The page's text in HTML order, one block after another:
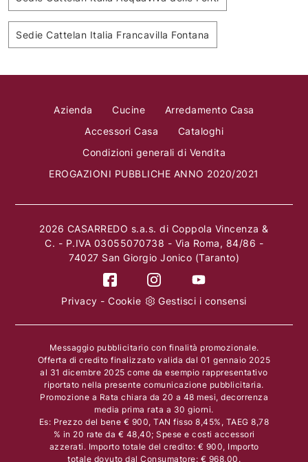
Sedie Cattelan Italia Francavilla Fontana
Azienda Cucine
Arredamento Casa
Accessori Casa
Cataloghi
Condizioni generali di Vendita
EROGAZIONI PUBBLICHE ANNO 2020/2021
2026 CASARREDO s.a.s. di Coppola Vincenza &
C. - P.IVA 03055070738 - Via Roma, 84/86 -
74027 San Giorgio Jonico (Taranto)
Privacy -Cookie Gestisci i consensi
Messaggio pubblicitario con finalità promozionale.
Offerta di credito finalizzato valida dal 01 gennaio 2025
al 31 dicembre 2025 come da esempio rappresentativo
riportato nella presente comunicazione pubblicitaria.
Promozione a Rata chiara da 20 a 48 mesi, decorrenza
media prima rata a 30 giorni.
Es: Prezzo del bene € 900, TAN fisso 8,45%, TAEG 8,78
% in 20 rate da € 48,40; Spese e costi accessori
azzerati. Importo totale del credito: € 900, Importo
totale dovuto dal Consumatore: € 968,00.